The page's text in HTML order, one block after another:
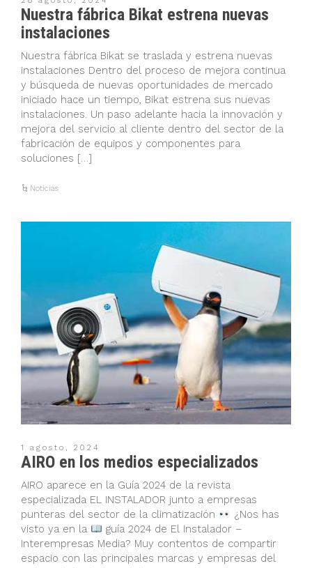
Nuestra fábrica Bikat estrena nuevas
instalaciones
Nuestra fábrica Bikat se traslada y estrena nuevas
instalaciones Dentro del proceso de mejora continua
y búsqueda de nuevas oportunidades de mercado
iniciado hace un tiempo, Bikat estrena sus nuevas
instalaciones. Un paso adelante hacia la innovación y
mejora del servicio al cliente dentro del sector de la
fabricación de equipos y componentes para
soluciones […]
Noticias
1 agosto, 2024
AIRO en los medios especializados
AIRO aparece en la Guía 2024 de la revista
especializada EL INSTALADOR junto a empresas
punteras del sector de la climatización
¿Nos has
visto ya en la
guía 2024 de El Instalador –
Interempresas Media? Muy contentos de compartir
espacio con las principales marcas y empresas del